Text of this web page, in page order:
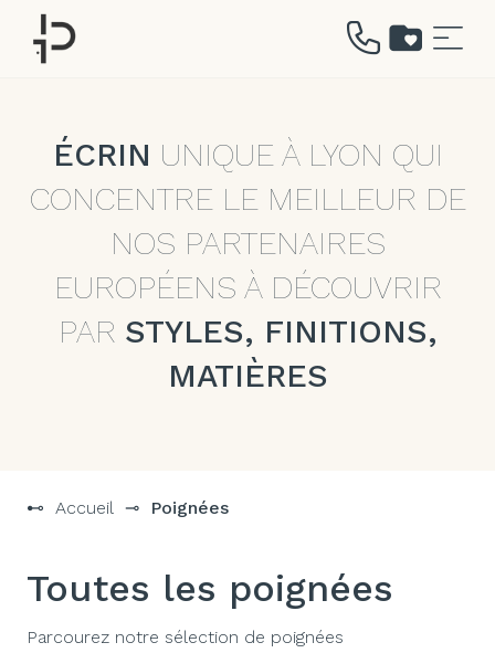
contenu
ÉCRIN UNIQUE À LYON QUI
CONCENTRE LE MEILLEUR DE
NOS PARTENAIRES
EUROPÉENS À DÉCOUVRIR
PAR STYLES, FINITIONS,
MATIÈRES
⊷ Accueil ⊸ Poignées
Toutes les poignées
Parcourez notre sélection de poignées